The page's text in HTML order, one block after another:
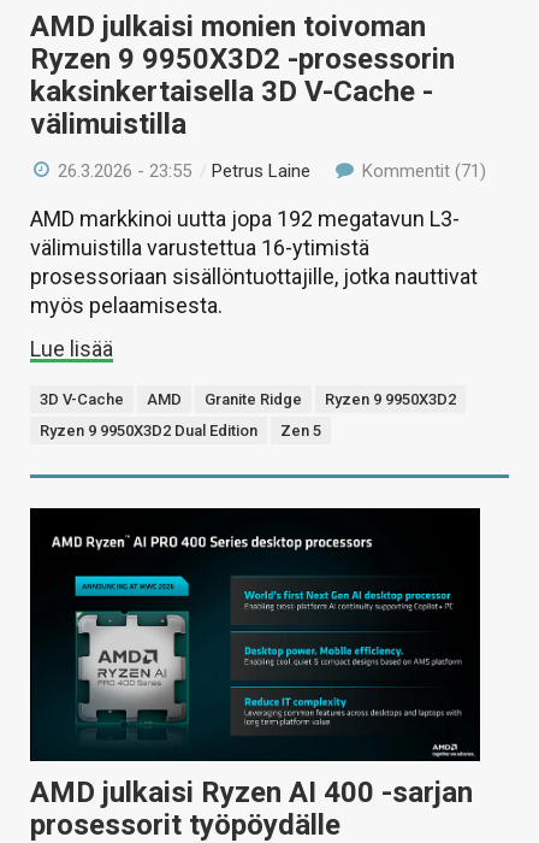
AMD julkaisi monien toivoman
Ryzen 9 9950X3D2 -prosessorin
kaksinkertaisella 3D V-Cache -
välimuistilla
26.3.2026 - 23:55 /Petrus Laine Kommentit (71)
AMD markkinoi uutta jopa 192 megatavun L3-
välimuistilla varustettua 16-ytimistä
prosessoriaan sisällöntuottajille, jotka nauttivat
myös pelaamisesta.
Lue lisää
3D V-Cache AMD Granite Ridge
Ryzen 9 9950X3D2
Ryzen 9 9950X3D2 Dual Edition
Zen 5
AMD julkaisi Ryzen AI 400 -sarjan
prosessorit työpöydälle